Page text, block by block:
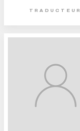
TRADUCTEUR